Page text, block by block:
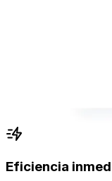
Eficiencia